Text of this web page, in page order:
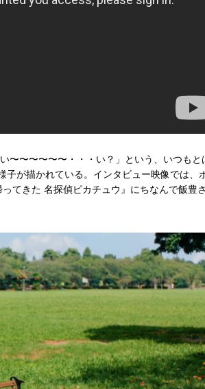
〜〜〜〜〜〜・・・い？」という、いつもと
子が描かれている。インタビュー映像では、
てきた 名探偵ピカチュウ』にちなんで飯豊